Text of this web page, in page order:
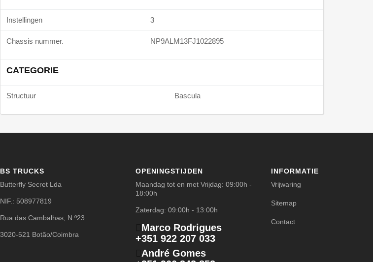
Instellingen 3
Chassis nummer. NP9ALM13FJ1022895
CATEGORIE
Structuur Bascula
BS TRUCKS
Butterfly Secret Lda
NIF.: 508977819
Rua das Cambalhas, N.º23
3020-521 Botão/Coimbra
OPENINGSTIJDEN
Maandag tot en met Vrijdag: 09:00h -
18:00h
Zaterdag: 09:00h - 13:00h
Marco Rodrigues
+351 922 207 033
André Gomes
INFORMATIE
Vrijwaring
Sitemap
Contact